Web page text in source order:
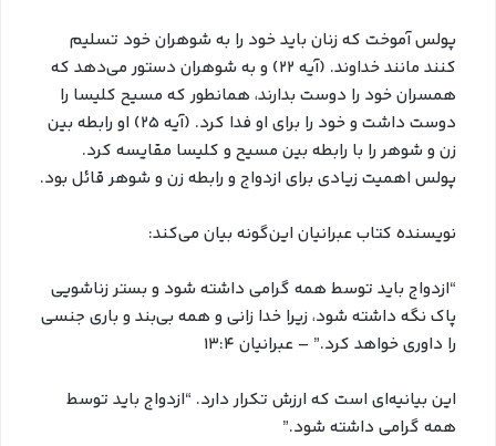
پولس آموخت که زنان باید خود را به شوهران خود تسلیم
کنند مانند خداوند. (آیه ۲۲) و به شوهران دستور می‌دهد که
همسران خود را دوست بدارند، همانطور که مسیح کلیسا را
دوست داشت و خود را برای او فدا کرد. (آیه ۲۵) او رابطه بین
زن و شوهر را با رابطه بین مسیح و کلیسا مقایسه کرد.
پولس اهمیت زیادی برای ازدواج و رابطه زن و شوهر قائل بود.
نویسنده کتاب عبرانیان این‌گونه بیان می‌کند:
“ازدواج باید توسط همه گرامی داشته شود و بستر زناشویی
پاک نگه داشته شود، زیرا خدا زانی و همه بی‌بند و باری جنسی
را داوری خواهد کرد.” – عبرانیان ۱۳:۴
این بیانیه‌ای است که ارزش تکرار دارد. “ازدواج باید توسط
همه گرامی داشته شود.”